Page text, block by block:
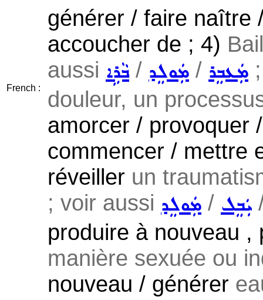
French :
générer / faire naître
accoucher de ; 4)
aussi ܒܵܪܹܐ/ ܡܲܘܠܸܕ / ܡܲܥܒܸܪ
douleur, un
amorcer / provoquer
commencer / mettre
réveiller un
; voir aussi ܡܲܘܠܸܕ / ܝܲܒܸܠ
produire à nouveau ,
manière sexuée ou
nouveau / générer